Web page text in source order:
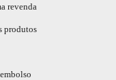
revenda
produtos